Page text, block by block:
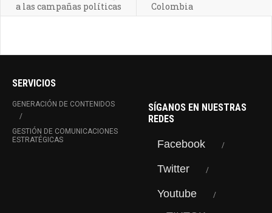
a las campañas políticas
Colombia
SERVICIOS
GENERACIÓN DE CONTENIDOS
GESTIÓN DE COMUNICACIONES
ESTRATÉGICAS
SÍGANOS EN NUESTRAS
REDES
Facebook
Twitter
Youtube